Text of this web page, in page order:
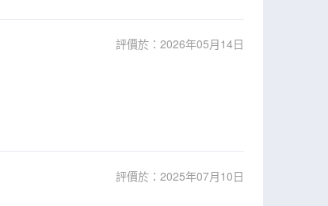
評價於：2026年05月14日
評價於：2025年07月10日